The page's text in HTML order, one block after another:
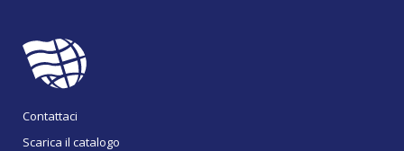
Contattaci
Scarica il catalogo